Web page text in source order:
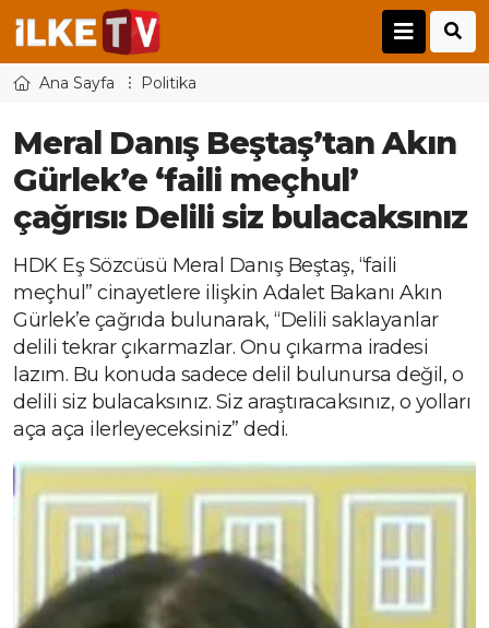
Ana Sayfa Politika
Meral Danış Beştaş’tan Akın
Gürlek’e ‘faili meçhul’
çağrısı: Delili siz bulacaksınız
HDK Eş Sözcüsü Meral Danış Beştaş, “faili
meçhul” cinayetlere ilişkin Adalet Bakanı Akın
Gürlek’e çağrıda bulunarak, “Delili saklayanlar
delili tekrar çıkarmazlar. Onu çıkarma iradesi
lazım. Bu konuda sadece delil bulunursa değil, o
delili siz bulacaksınız. Siz araştıracaksınız, o yolları
aça aça ilerleyeceksiniz” dedi.